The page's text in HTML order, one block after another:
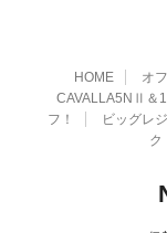
HOME オ
CAVALLA5NⅡ＆
フ！
ビッグレ
ク